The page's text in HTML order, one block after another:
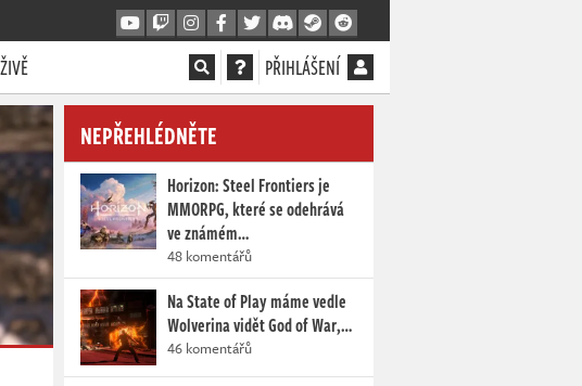
ŽIVĚ PŘIHLÁŠENÍ
NEPŘEHLÉDNĚTE
Horizon: Steel Frontiers je
MMORPG, které se odehrává
ve známém…
48 komentářů
Na State of Play máme vedle
Wolverina vidět God of War,…
46 komentářů